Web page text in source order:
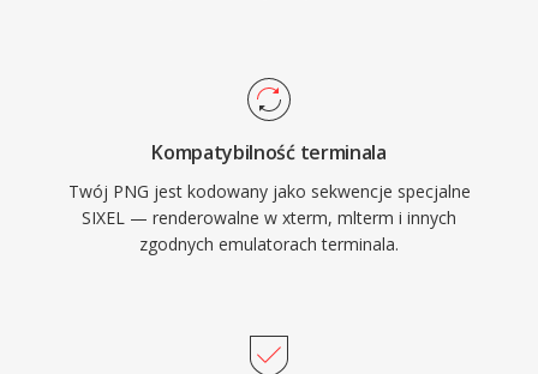
Kompatybilność terminala
Twój PNG jest kodowany jako sekwencje specjalne
SIXEL — renderowalne w xterm, mlterm i innych
zgodnych emulatorach terminala.